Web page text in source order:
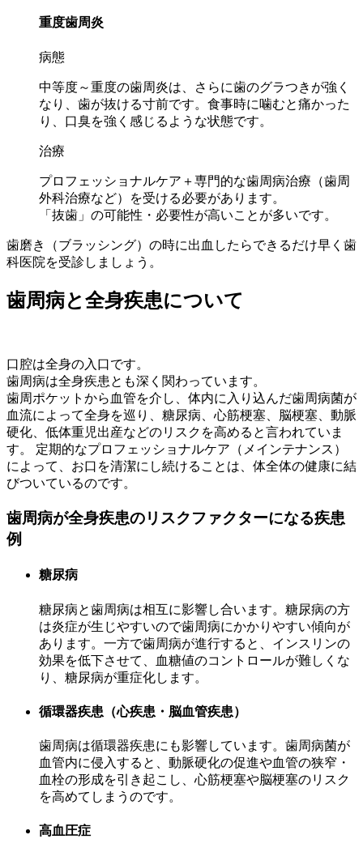
重度歯周炎
病態
中等度～重度の歯周炎は、さらに歯のグラつきが強く
なり、歯が抜ける寸前です。食事時に噛むと痛かった
り、口臭を強く感じるような状態です。
治療
プロフェッショナルケア＋専門的な歯周病治療（歯周
外科治療など）を受ける必要があります。
「抜歯」の可能性・必要性が高いことが多いです。
歯磨き（ブラッシング）の時に出血したらできるだけ早く歯
科医院を受診しましょう。
歯周病と全身疾患について
口腔は全身の入口です。
歯周病は全身疾患とも深く関わっています。
歯周ポケットから血管を介し、体内に入り込んだ歯周病菌が
血流によって全身を巡り、糖尿病、心筋梗塞、脳梗塞、動脈
硬化、低体重児出産などのリスクを高めると言われていま
す。 定期的なプロフェッショナルケア（メインテナンス）
によって、お口を清潔にし続けることは、体全体の健康に結
びついているのです。
歯周病が全身疾患のリスクファクターになる疾患
例
糖尿病
糖尿病と歯周病は相互に影響し合います。糖尿病の方
は炎症が生じやすいので歯周病にかかりやすい傾向が
あります。一方で歯周病が進行すると、インスリンの
効果を低下させて、血糖値のコントロールが難しくな
り、糖尿病が重症化します。
循環器疾患（心疾患・脳血管疾患）
歯周病は循環器疾患にも影響しています。歯周病菌が
血管内に侵入すると、動脈硬化の促進や血管の狭窄・
血栓の形成を引き起こし、心筋梗塞や脳梗塞のリスク
を高めてしまうのです。
高血圧症